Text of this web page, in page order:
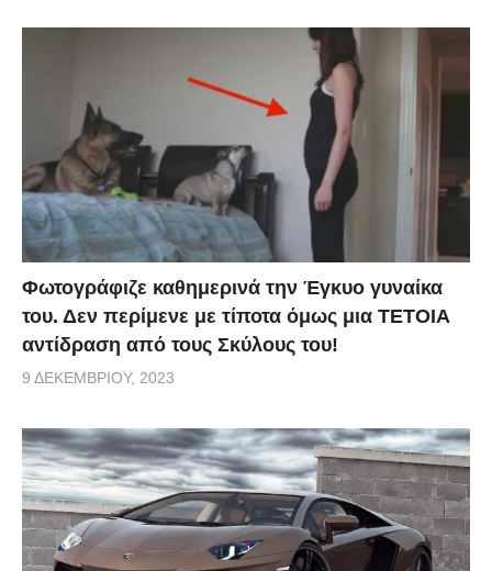
Φωτογράφιζε καθημερινά την Έγκυο γυναίκα
του. Δεν περίμενε με τίποτα όμως μια ΤΕΤΟΙΑ
αντίδραση από τους Σκύλους του!
9 ΔΕΚΕΜΒΡΊΟΥ, 2023